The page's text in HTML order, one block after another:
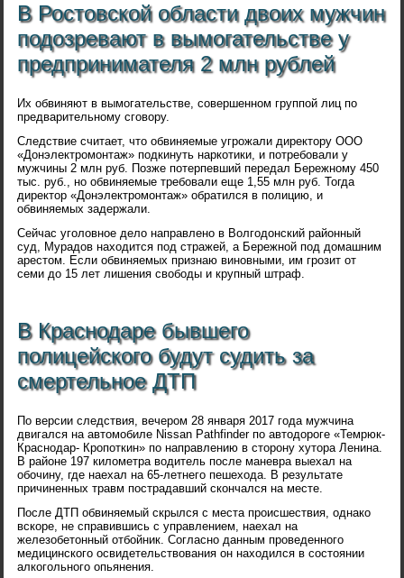
В Ростовской области двоих мужчин
подозревают в вымогательстве у
предпринимателя 2 млн рублей
Их обвиняют в вымогательстве, совершенном группой лиц по
предварительному сговору.
Следствие считает, что обвиняемые угрожали директору ООО
«Донэлектромонтаж» подкинуть наркотики, и потребовали у
мужчины 2 млн руб. Позже потерпевший передал Бережному 450
тыс. руб., но обвиняемые требовали еще 1,55 млн руб. Тогда
директор «Донэлектромонтаж» обратился в полицию, и
обвиняемых задержали.
Сейчас уголовное дело направлено в Волгодонский районный
суд, Мурадов находится под стражей, а Бережной под домашним
арестом. Если обвиняемых признаю виновными, им грозит от
семи до 15 лет лишения свободы и крупный штраф.
В Краснодаре бывшего
полицейского будут судить за
смертельное ДТП
По версии следствия, вечером 28 января 2017 года мужчина
двигался на автомобиле Nissan Pathfinder по автодороге «Темрюк-
Краснодар- Кропоткин» по направлению в сторону хутора Ленина.
В районе 197 километра водитель после маневра выехал на
обочину, где наехал на 65-летнего пешехода. В результате
причиненных травм пострадавший скончался на месте.
После ДТП обвиняемый скрылся с места происшествия, однако
вскоре, не справившись с управлением, наехал на
железобетонный отбойник. Согласно данным проведенного
медицинского освидетельствования он находился в состоянии
алкогольного опьянения.